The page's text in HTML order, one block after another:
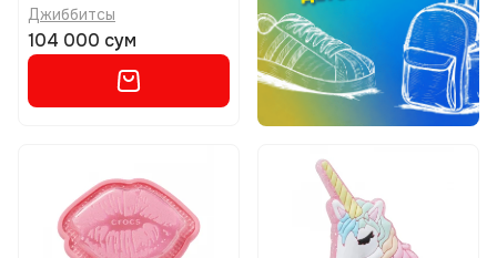
Джиббитсы
104 000 сум